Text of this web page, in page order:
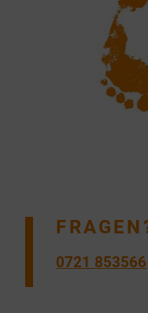
0721 853566